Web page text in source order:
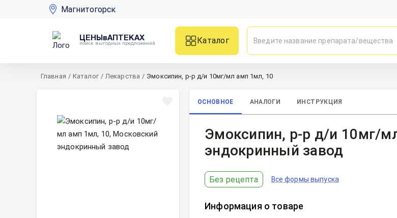
Магнитогорск
ЦЕНЫвАПТЕКАХ
поиск выгодных предложений
Каталог
Главная / Каталог / Лекарства / Эмоксипин, р-р д/и 10мг/мл амп 1мл, 10
ОСНОВНОЕ АНАЛОГИ ИНСТРУКЦИЯ
Эмоксипин, р-р д/и 10мг/
эндокринный завод
Без рецепта Все формы выпуска
Информация о товаре